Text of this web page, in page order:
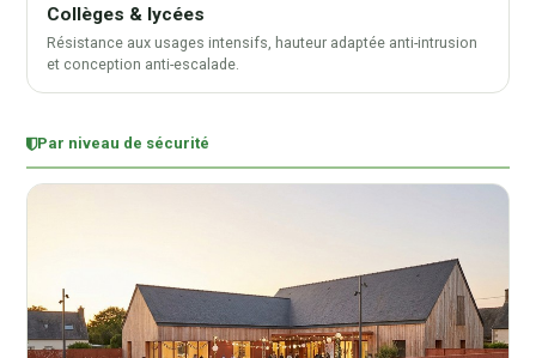
Collèges & lycées
Résistance aux usages intensifs, hauteur adaptée anti-intrusion
et conception anti-escalade.
Par niveau de sécurité